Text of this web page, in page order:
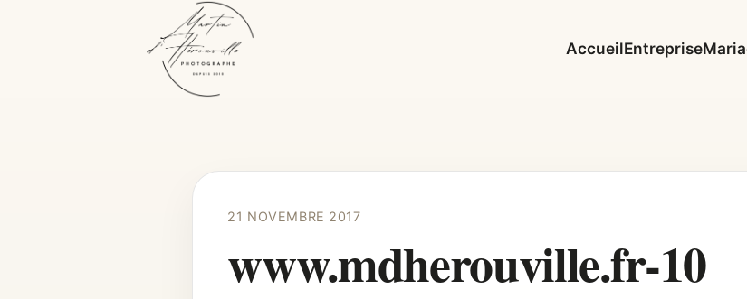
AccueilEntreprise
21 NOVEMBRE 2017
www.mdherouville.fr-10